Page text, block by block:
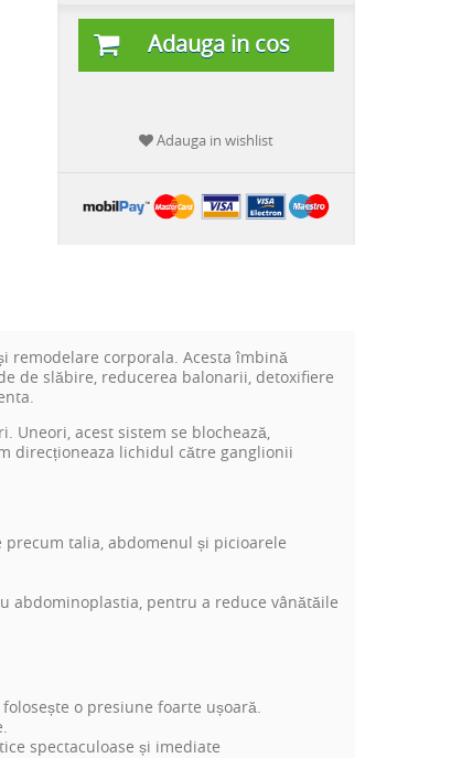
Adauga in cos
Adauga in wishlist
remodelare corporala. Acesta îmbină
de slăbire, reducerea balonarii, detoxifiere
acest sistem se blochează,
direcționeaza lichidul către ganglionii
talia, abdomenul și picioarele
abdominoplastia, pentru a reduce vânătăile
o presiune foarte ușoară.
spectaculoase și imediate